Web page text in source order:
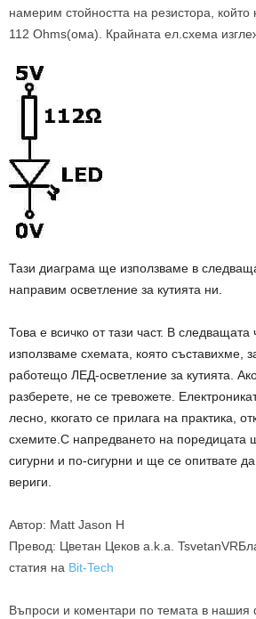
намерим стойността на резистора, който
112 Ohms(ома). Крайната ел.схема
Тази диаграма ще използваме в
направим осветление за кутията ни.
Това е всичко от тази част. В
използваме схемата, която съставихме,
работещо ЛЕД-осветление за кутията.
разберете, не се тревожете.
лесно, ккогато се прилага на практика,
схемите.С напредването на поредицата
сигурни и по-сигурни и ще се опитвате
вериги.
Автор: Matt Jason H
Превод: Цветан Цеков a.k.a.
статия на Bit-Tech
Въпроси и коментари по темата в